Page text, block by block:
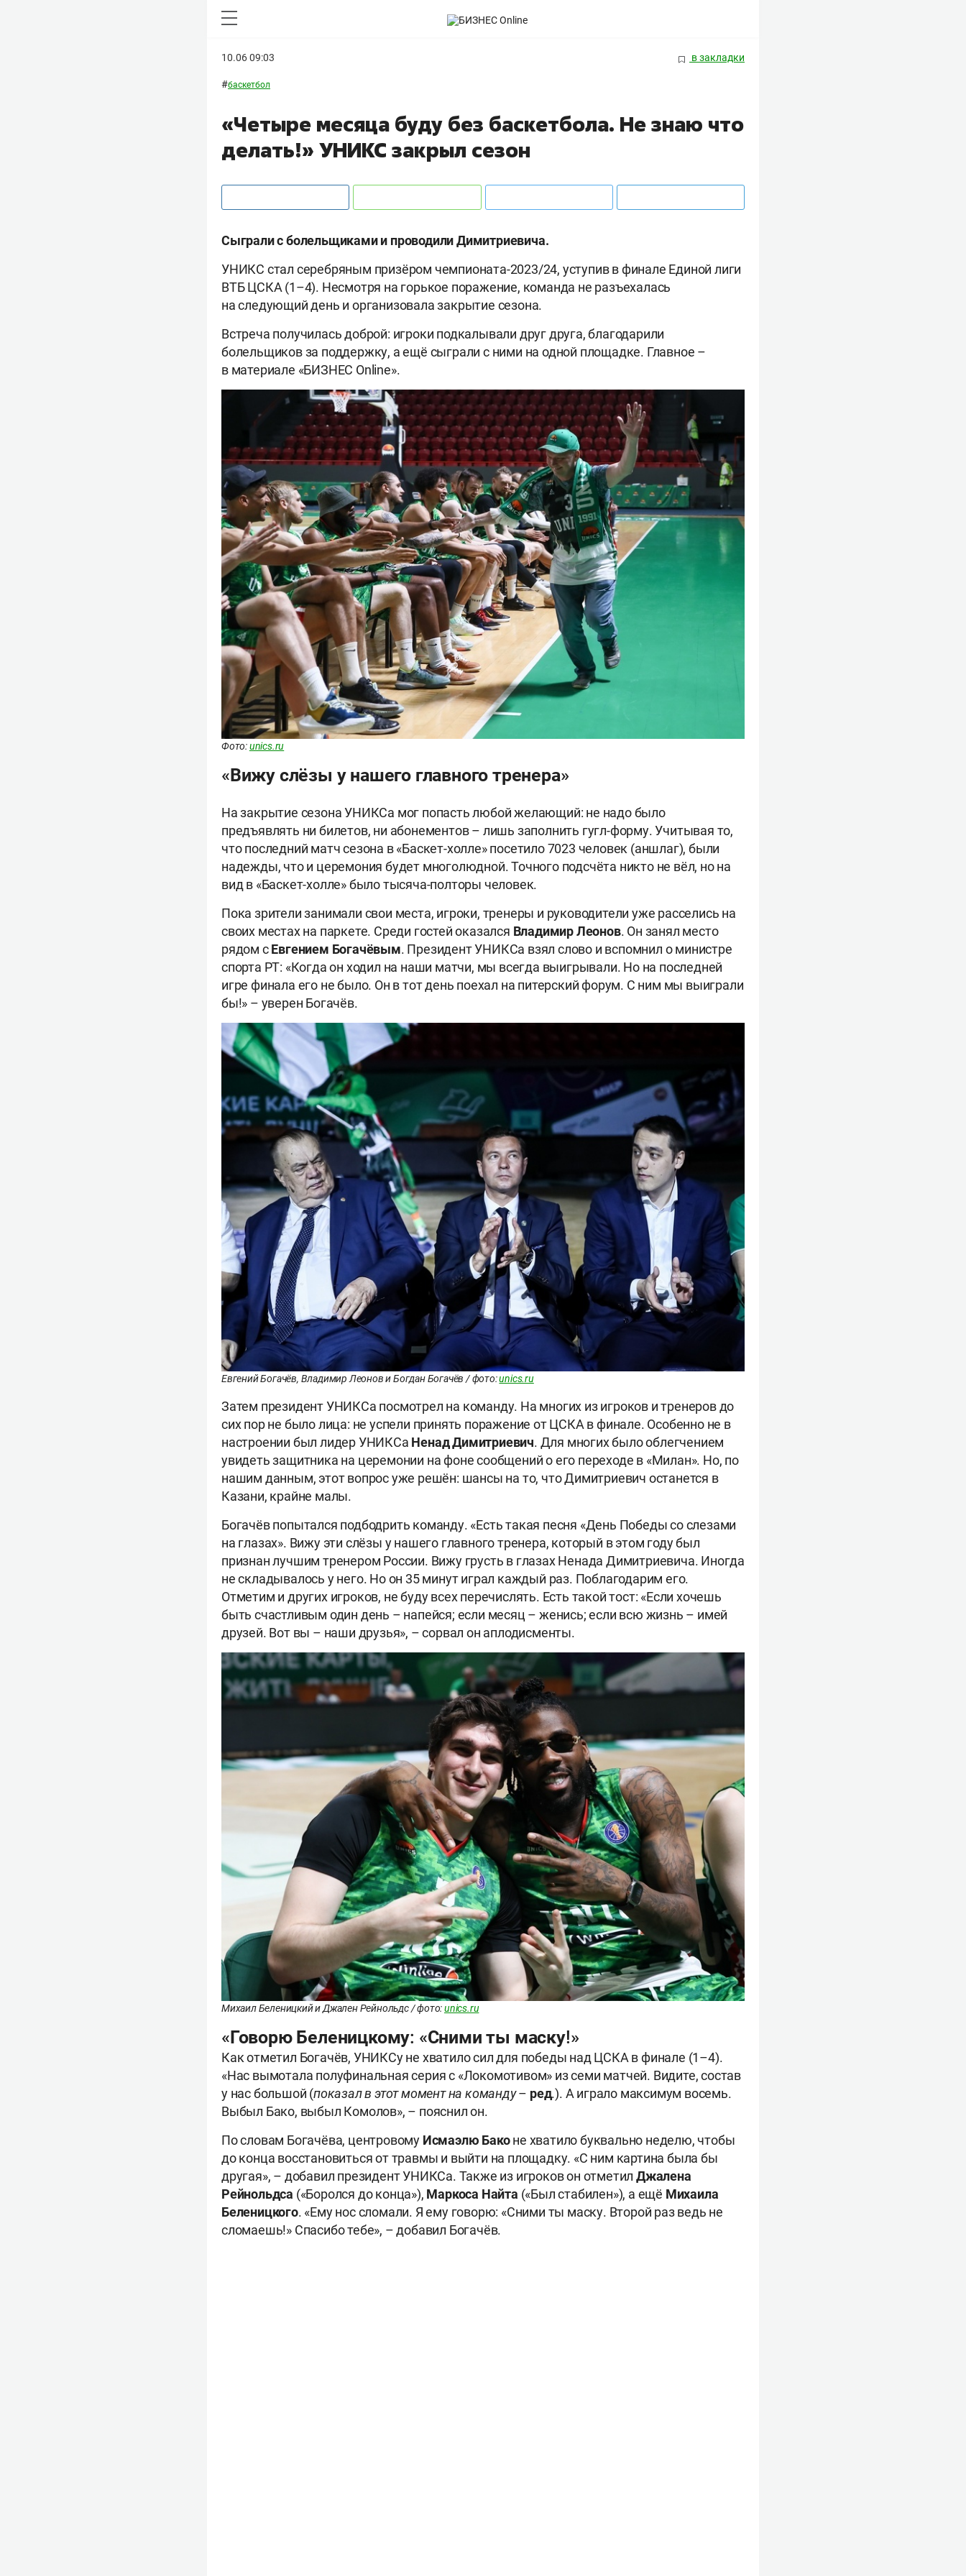
10.06 09:03 в закладки
#баскетбол
«Четыре месяца буду без баскетбола. Не знаю что
делать!» УНИКС закрыл сезон
Сыграли с болельщиками и проводили Димитриевича.
УНИКС стал серебряным призёром чемпионата-2023/24, уступив в финале Единой лиги
ВТБ ЦСКА (1–4). Несмотря на горькое поражение, команда не разъехалась
на следующий день и организовала закрытие сезона.
Встреча получилась доброй: игроки подкалывали друг друга, благодарили
болельщиков за поддержку, а ещё сыграли с ними на одной площадке. Главное –
в материале «БИЗНЕС Online».
Фото:unics.ru
«Вижу слёзы у нашего главного тренера»
На закрытие сезона УНИКСа мог попасть любой желающий: не надо было
предъявлять ни билетов, ни абонементов – лишь заполнить гугл-форму. Учитывая то,
что последний матч сезона в «Баскет-холле» посетило 7023 человек (аншлаг), были
надежды, что и церемония будет многолюдной. Точного подсчёта никто не вёл, но на
вид в «Баскет-холле» было тысяча-полторы человек.
Пока зрители занимали свои места, игроки, тренеры и руководители уже расселись на
своих местах на паркете. Среди гостей оказался ВладимирЛеонов. Он занял место
рядом сЕвгением Богачёвым. Президент УНИКСа взял слово и вспомнил о министре
спорта РТ: «Когда он ходил на наши матчи, мы всегда выигрывали. Но на последней
игре финала его не было. Он в тот день поехал на питерский форум. С ним мы выиграли
бы!» – уверен Богачёв.
Евгений Богачёв, Владимир Леонов и Богдан Богачёв / фото:unics.ru
Затем президент УНИКСа посмотрел на команду. На многих из игроков и тренеров до
сих пор не было лица: не успели принять поражение от ЦСКА в финале. Особенно не в
настроении был лидер УНИКСа НенадДимитриевич. Для многих было облегчением
увидеть защитника на церемонии на фоне сообщений о его переходе в «Милан». Но, по
нашим данным, этот вопрос уже решён: шансы на то, что Димитриевич останется в
Казани, крайне малы.
Богачёв попытался подбодрить команду. «Есть такая песня «День Победы со слезами
на глазах». Вижу эти слёзы у нашего главного тренера, который в этом году был
признан лучшим тренером России. Вижу грусть в глазах Ненада Димитриевича. Иногда
не складывалось у него. Но он 35 минут играл каждый раз. Поблагодарим его.
Отметим и других игроков, не буду всех перечислять. Есть такой тост: «Если хочешь
быть счастливым один день – напейся; если месяц – женись; если всю жизнь – имей
друзей. Вот вы – наши друзья», – сорвал он аплодисменты.
Михаил Беленицкий и Джален Рейнольдс / фото:unics.ru
«Говорю Беленицкому: «Сними ты маску!»
Как отметил Богачëв, УНИКСу не хватило сил для победы над ЦСКА в финале (1–4).
«Нас вымотала полуфинальная серия с «Локомотивом» из семи матчей. Видите, состав
у нас большой (показал в этот момент на команду– ред.). А играло максимум восемь.
Выбыл Бако, выбыл Комолов», – пояснил он.
По словам Богачёва, центровому Исмаэлю Баконе хватило буквально неделю, чтобы
до конца восстановиться от травмы и выйти на площадку. «С ним картина была бы
другая», – добавил президент УНИКСа. Также из игроков он отметил Джалена
Рейнольдса («Боролся до конца»), Маркоса Найта («Был стабилен»), а ещё Михаила
Беленицкого. «Ему нос сломали. Я ему говорю: «Сними ты маску. Второй раз ведь не
сломаешь!» Спасибо тебе», – добавил Богачёв.